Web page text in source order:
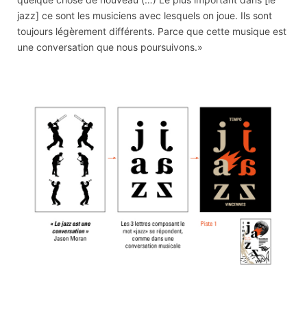
jazz] ce sont les musiciens avec lesquels on joue. Ils sont
toujours légèrement différents. Parce que cette musique est
une conversation que nous poursuivons.»